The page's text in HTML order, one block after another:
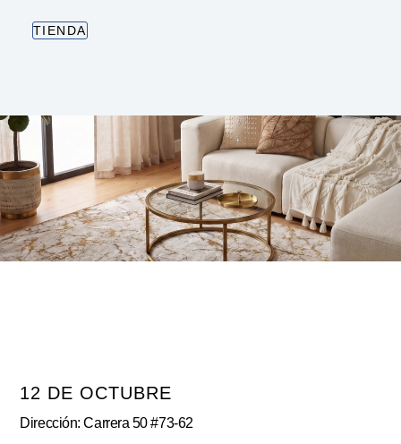
TIENDA
12 DE OCTUBRE
Dirección: Carrera 50 #73-62